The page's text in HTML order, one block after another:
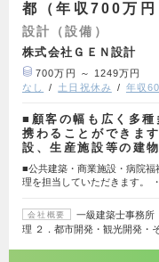
都（年収700万円
設計（設備）
株式会社ＧＥＮ設計
700万円 ～ 1249万円
なし
土日祝休み 年収
■顧客の幅も広く多
携わることができま
設、生産施設等の建
■公共建築・商業施設・病院
理を担当していただきます。
会社概要
一級建築士事務
理 ２．都市開発・観光開発・